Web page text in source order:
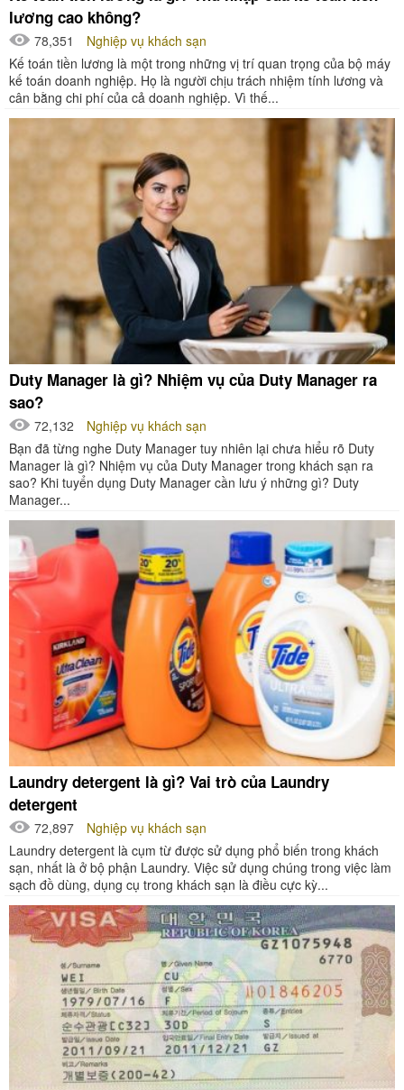
lương cao không?
78,351
Nghiệp vụ khách sạn
Kế toán tiền lương là một trong những vị trí quan trọng của bộ máy
kế toán doanh nghiệp. Họ là người chịu trách nhiệm tính lương và
cân bằng chi phí của cả doanh nghiệp. Vì thế...
Duty Manager là gì? Nhiệm vụ của Duty Manager ra
sao?
72,132
Nghiệp vụ khách sạn
Bạn đã từng nghe Duty Manager tuy nhiên lại chưa hiểu rõ Duty
Manager là gì? Nhiệm vụ của Duty Manager trong khách sạn ra
sao? Khi tuyển dụng Duty Manager cần lưu ý những gì? Duty
Manager...
Laundry detergent là gì? Vai trò của Laundry
detergent
72,897
Nghiệp vụ khách sạn
Laundry detergent là cụm từ được sử dụng phổ biến trong khách
sạn, nhất là ở bộ phận Laundry. Việc sử dụng chúng trong việc làm
sạch đồ dùng, dụng cụ trong khách sạn là điều cực kỳ...